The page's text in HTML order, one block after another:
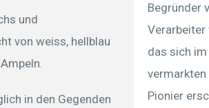
und
von weiss, hellblau
in den Gegenden
Begründer
Verarbeiter
das sich
Pionier